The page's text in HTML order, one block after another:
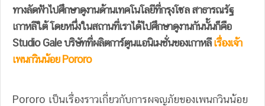
ทางลัดฟ้าไปศึกษาดูงานด้านเทคโนโลยีที่กรุงโซล สาธารณรัฐ
เกาหลีใต้ โดยหนึ่งในสถานที่เราได้ไปศึกษาดูงานกันนั้นก็คือ
Studio Gale บริษัทที่ผลิตการ์ตูนแอนิเมชั่นของเกาหลีเรื่องเจ้า
เพนกวินน้อย Pororo
Pororo เป็นเรื่องราวเกี่ยวกับการผจญภัยของเพนกวินน้อย